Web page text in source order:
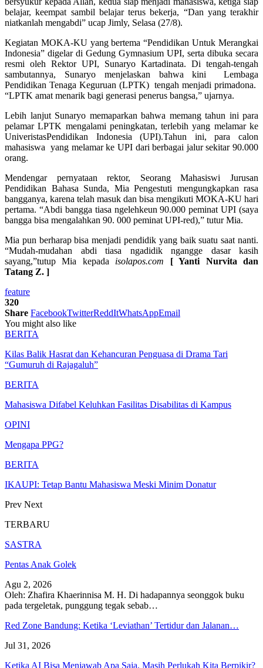
belajar, keempat sambil belajar terus bekerja, “Dan yang terakhir
niatkanlah mengabdi” ucap Jimly, Selasa (27/8).
Kegiatan MOKA-KU yang bertema “Pendidikan Untuk Merangkai
Indonesia” digelar di Gedung Gymnasium UPI, serta dibuka secara
resmi oleh Rektor UPI, Sunaryo Kartadinata. Di tengah-tengah
sambutannya, Sunaryo menjelaskan bahwa kini Lembaga
Pendidikan Tenaga Keguruan (LPTK) tengah menjadi primadona.
“LPTK amat menarik bagi generasi penerus bangsa,” ujarnya.
Lebih lanjut Sunaryo memaparkan bahwa memang tahun ini para
pelamar LPTK mengalami peningkatan, terlebih yang melamar ke
UniveristasPendidikan Indonesia (UPI).Tahun ini, para calon
mahasiswa yang melamar ke UPI dari berbagai jalur sekitar 90.000
orang.
Mendengar pernyataan rektor, Seorang Mahasiswi Jurusan
Pendidikan Bahasa Sunda, Mia Pengestuti mengungkapkan rasa
bangganya, karena telah masuk dan bisa mengikuti MOKA-KU hari
pertama. “Abdi bangga tiasa ngelehkeun 90.000 peminat UPI (saya
bangga bisa mengalahkan 90. 000 peminat UPI-red),” tutur Mia.
Mia pun berharap bisa menjadi pendidik yang baik suatu saat nanti.
“Mudah-mudahan abdi tiasa ngadidik ngangge dasar kasih
sayang,”tutup Mia kepada isolapos.com
[ Yanti Nurvita dan
Tatang Z. ]
feature
320
Share FacebookTwitterReddItWhatsAppEmail
You might also like
BERITA
Kilas Balik Hasrat dan Kehancuran Penguasa di Drama Tari
“Gumuruh di Rajagaluh”
BERITA
Mahasiswa Difabel Keluhkan Fasilitas Disabilitas di Kampus
OPINI
Mengapa PPG?
BERITA
IKAUPI: Tetap Bantu Mahasiswa Meski Minim Donatur
Prev Next
TERBARU
SASTRA
Pentas Anak Golek
Agu 2, 2026
Oleh: Zhafira Khaerinnisa M. H. Di hadapannya seonggok buku
pada tergeletak, punggung tegak sebab…
Red Zone Bandung: Ketika ‘Leviathan’ Tertidur dan Jalanan…
Jul 31, 2026
Ketika AI Bisa Menjawab Apa Saja, Masih Perlukah Kita Berpikir?